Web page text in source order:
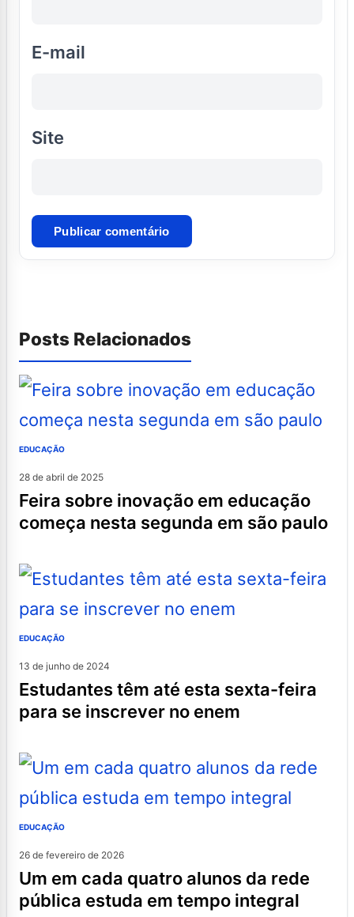
E-mail
Site
Posts Relacionados
EDUCAÇÃO
28 de abril de 2025
feira sobre inovação em educação
começa nesta segunda em são paulo
EDUCAÇÃO
13 de junho de 2024
estudantes têm até esta sexta-feira
para se inscrever no enem
EDUCAÇÃO
26 de fevereiro de 2026
um em cada quatro alunos da rede
pública estuda em tempo integral